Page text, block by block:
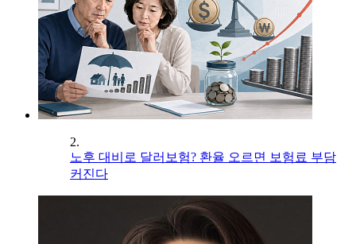
2.
노후 대비로 달러보험? 환율 오르면 보험료 부담
커진다